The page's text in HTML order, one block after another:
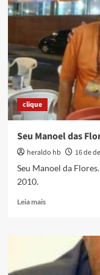
clique
Seu Manoel das
heraldo hb 16 de
Seu Manoel da
2010.
Leia maisRead
das